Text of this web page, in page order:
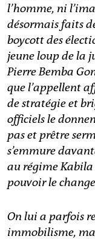
l’homme, ni
désormais faits
boycott des
jeune loup de la
Pierre Bemba
que l’appellent
de stratégie et
officiels le
pas et prêtre
s’emmure
au régime Kabila
pouvoir le
On lui a parfois
immobilisme,